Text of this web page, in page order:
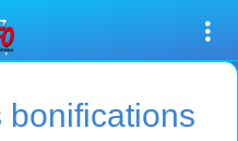
bonifications